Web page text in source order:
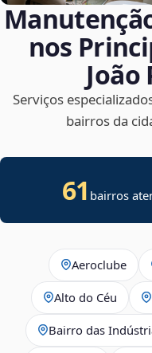
nos
João
Serviços
bairros da
61 bairros
Aeroclube
Alto do Céu
Bairro das